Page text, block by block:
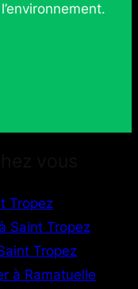
Tropez
Saint Tropez
Tropez
à Ramatuelle